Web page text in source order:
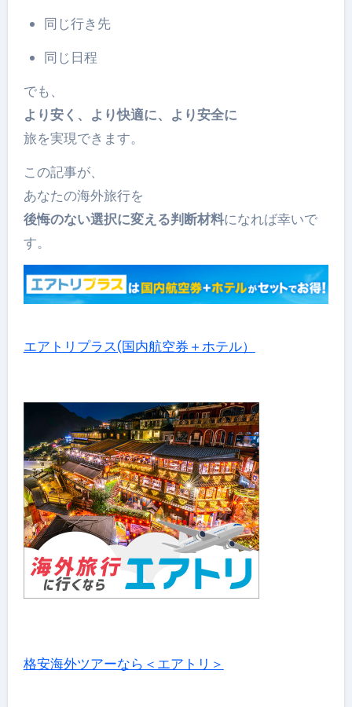
同じ行き先
同じ日程
でも、
より安く、より快適に、より安全に
旅を実現できます。
この記事が、
あなたの海外旅行を
後悔のない選択に変える判断材料になれば幸いで
す。
エアトリプラス(国内航空券＋ホテル）
格安海外ツアーなら＜エアトリ＞